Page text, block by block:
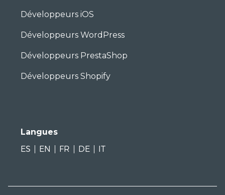
Développeurs iOS
Développeurs WordPress
Développeurs PrestaShop
Développeurs Shopify
Langues
ES
EN FR DE IT